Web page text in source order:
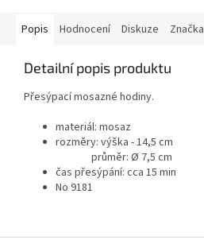
Popis Hodnocení Diskuze Značka
Detailní popis produktu
Přesýpací mosazné hodiny.
materiál: mosaz
rozměry: výška - 14,5 cm
průměr: Ø 7,5 cm
čas přesýpání: cca 15 min
No 9181